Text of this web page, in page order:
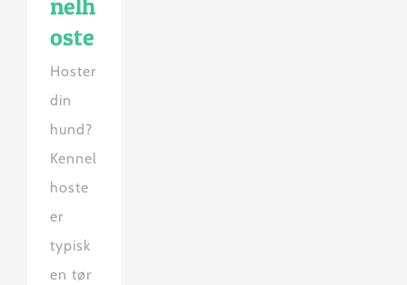
nelh
oste
Hoster
din
hund?
Kennel
hoste
er
typisk
en tør